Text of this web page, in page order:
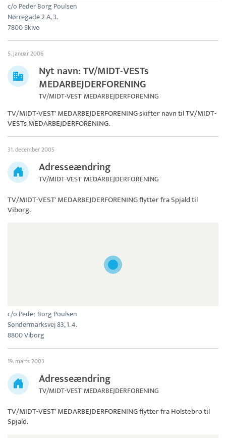
c/o Peder Borg Poulsen
Nørregade 2 A, 3.
7800 Skive
5. januar 2006
Nyt navn: TV/MIDT-VESTs
MEDARBEJDERFORENING
TV/MIDT-VEST' MEDARBEJDERFORENING
TV/MIDT-VEST' MEDARBEJDERFORENING skifter navn tilTV/MIDT-
VESTs MEDARBEJDERFORENING.
31. december 2005
Adresseændring
TV/MIDT-VEST' MEDARBEJDERFORENING
TV/MIDT-VEST' MEDARBEJDERFORENINGflytter fra Spjald til
Viborg.
c/o Peder Borg Poulsen
Søndermarksvej 83, 1. 4.
8800 Viborg
19. marts 2003
Adresseændring
TV/MIDT-VEST' MEDARBEJDERFORENING
TV/MIDT-VEST' MEDARBEJDERFORENINGflytter fra Holstebro til
Spjald.